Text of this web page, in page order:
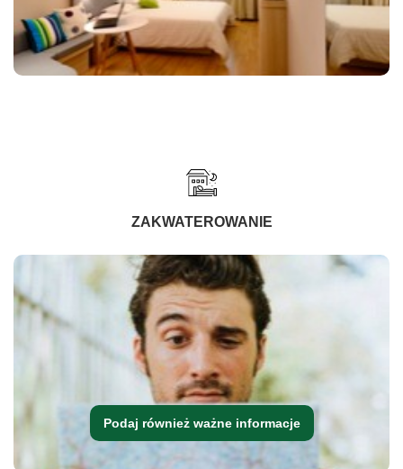
ZAKWATEROWANIE
Podaj również ważne informacje